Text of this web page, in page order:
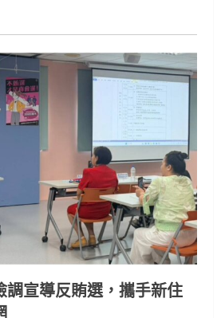
調宣導反賄選，攜手新住